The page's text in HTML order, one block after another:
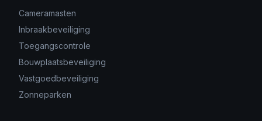
Cameramasten
Inbraakbeveiliging
Toegangscontrole
Bouwplaatsbeveiliging
Vastgoedbeveiliging
Zonneparken